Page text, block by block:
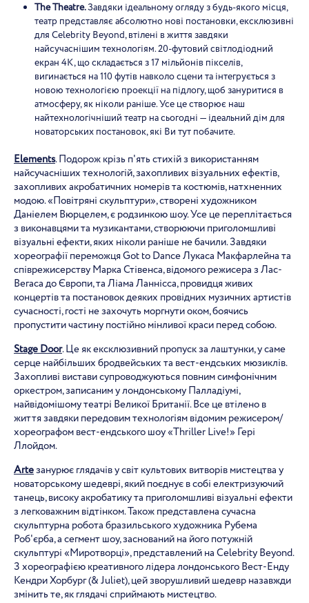
The Theatre.Завдяки ідеальному огляду з будь-якого місця,
театр представляє абсолютно нові постановки, ексклюзивні
для Celebrity Beyond, втілені в життя завдяки
найсучаснішим технологіям. 20-футовий світлодіодний
екран 4K, що складається з 17 мільйонів пікселів,
вигинається на 110 футів навколо сцени та інтегрується з
новою технологією проекції на підлогу, щоб зануритися в
атмосферу, як ніколи раніше. Усе це створює наш
найтехнологічніший театр на сьогодні — ідеальний дім для
новаторських постановок, які Ви тут побачите.
Elements. Подорож крізь п'ять стихій з використанням
найсучасніших технологій, захопливих візуальних ефектів,
захопливих акробатичних номерів та костюмів, натхненних
модою. «Повітряні скульптури», створені художником
Даніелем Вюрцелем, є родзинкою шоу. Усе це переплітається
з виконавцями та музикантами, створюючи приголомшливі
візуальні ефекти, яких ніколи раніше не бачили. Завдяки
хореографії переможця Got to Dance Лукаса Макфарлейна та
співрежисерству Марка Стівенса, відомого режисера з Лас-
Вегаса до Європи, та Ліама Ланнісса, провидця живих
концертів та постановок деяких провідних музичних артистів
сучасності, гості не захочуть моргнути оком, боячись
пропустити частину постійно мінливої краси перед собою.
StageDoor. Це як ексклюзивний пропуск за лаштунки, у саме
серце найбільших бродвейських та вест-ендських мюзиклів.
Захопливі вистави супроводжуються повним симфонічним
оркестром, записаним у лондонському Палладіумі,
найвідомішому театрі Великої Британії. Все це втілено в
життя завдяки передовим технологіям відомим режисером/
хореографом вест-ендського шоу «Thriller Live!» Гері
Ллойдом.
Arteзанурює глядачів у світ культових витворів мистецтва у
новаторському шедеврі, який поєднує в собі електризуючий
танець, високу акробатику та приголомшливі візуальні ефекти
з легковажним відтінком. Також представлена сучасна
скульптурна робота бразильського художника Рубема
Роб'єрба, а сегмент шоу, заснований на його потужній
скульптурі «Миротворці», представлений на Celebrity Beyond.
З хореографією креативного лідера лондонського Вест-Енду
Кендри Хорбург (& Juliet), цей зворушливий шедевр назавжди
змінить те, як глядачі сприймають мистецтво.